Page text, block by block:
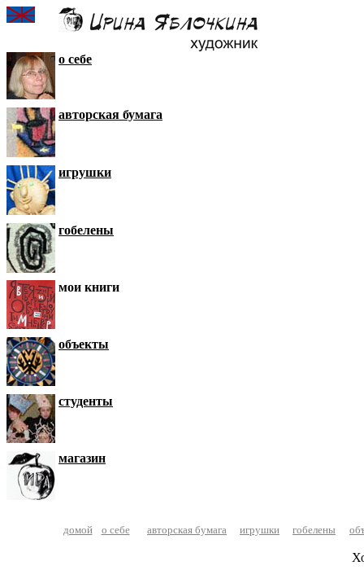
о себе
авторская бумага
игрушки
гобелены
мои книги
объекты
студенты
магазин
домой о себе авторская бумага игрушки гобелены